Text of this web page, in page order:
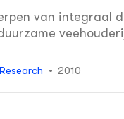
van integraal
2010